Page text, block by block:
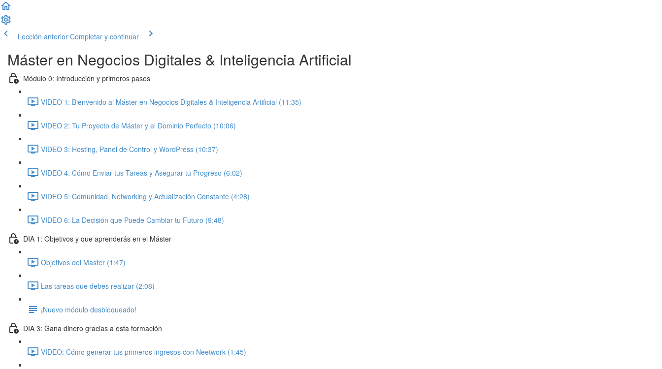
Lección anterior Completar y continuar
Máster en Negocios Digitales & Inteligencia Artificial
Módulo 0: Introducción y primeros pasos
VIDEO 1: Bienvenido al Máster en Negocios Digitales & Inteligencia Artificial (11:35)
VIDEO 2: Tu Proyecto de Máster y el Dominio Perfecto (10:06)
VIDEO 3: Hosting, Panel de Control y WordPress (10:37)
VIDEO 4: Cómo Enviar tus Tareas y Asegurar tu Progreso (6:02)
VIDEO 5: Comunidad, Networking y Actualización Constante (4:28)
VIDEO 6: La Decisión que Puede Cambiar tu Futuro (9:48)
DIA 1: Objetivos y que aprenderás en el Máster
Objetivos del Master (1:47)
Las tareas que debes realizar (2:08)
¡Nuevo módulo desbloqueado!
DIA 3: Gana dinero gracias a esta formación
VIDEO: Cómo generar tus primeros ingresos con Neetwork (1:45)